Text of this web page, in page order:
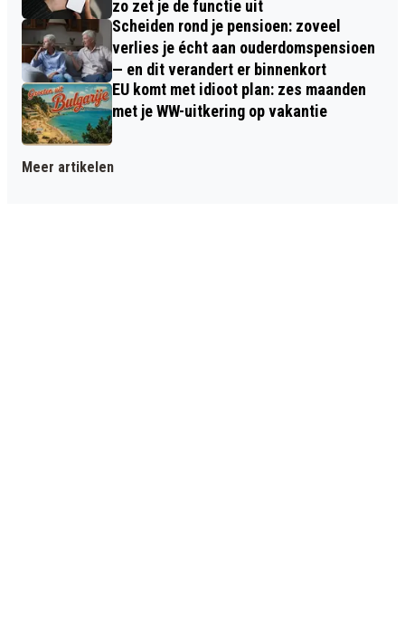
zo zet je de functie uit
Scheiden rond je pensioen: zoveel
verlies je écht aan ouderdomspensioen
— en dit verandert er binnenkort
EU komt met idioot plan: zes maanden
met je WW-uitkering op vakantie
Meer artikelen